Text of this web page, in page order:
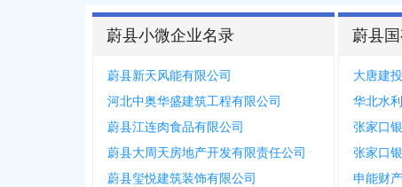
蔚县小微企业名录
蔚县新天风能有限公司
河北中奥华盛建筑工程有限公司
蔚县江连肉食品有限公司
蔚县大周天房地产开发有限责任公司
蔚县玺悦建筑装饰有限公司
蔚县
大唐建
张家口